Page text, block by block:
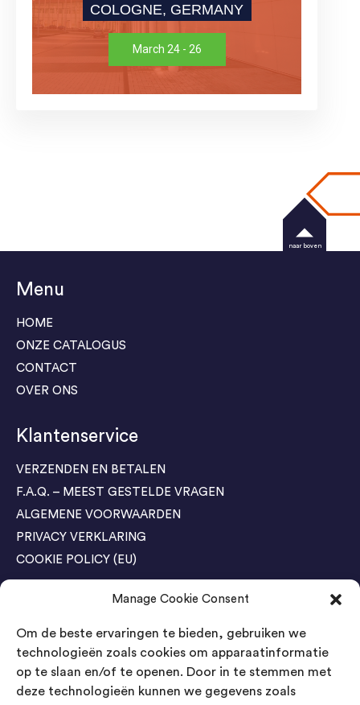
Manage Cookie Consent
Om de beste ervaringen te bieden, gebruiken we
technologieën zoals cookies om apparaatinformatie
op te slaan en/of te openen. Door in te stemmen met
deze technologieën kunnen we gegevens zoals
COLOGNE, GERMANY
March 24 - 26
Menu
HOME
ONZE CATALOGUS
CONTACT
OVER ONS
Klantenservice
VERZENDEN EN BETALEN
F.A.Q. – MEEST GESTELDE VRAGEN
ALGEMENE VOORWAARDEN
PRIVACY VERKLARING
COOKIE POLICY (EU)
Agenda Trade Shows
04-05 November / SVG FAIR Winterswijk
Bestel GRATIS kaarten
24-26 March / IAW Trade Fair - Cologne
Bestel GRATIS kaarten
naar boven